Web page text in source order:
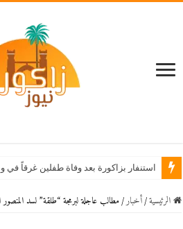
استنفار بزاكورة بعد وفاة طفلين غرقاً في
الرئيسية / أخبار / مطالب عاجلة لبرمجة “طلقة” لسد المنصور